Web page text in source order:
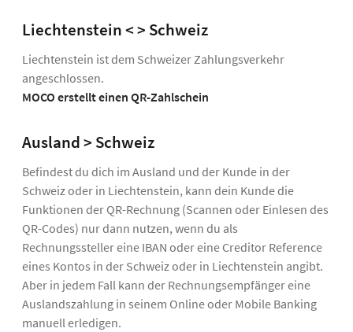
Liechtenstein < > Schweiz
Liechtenstein ist dem Schweizer Zahlungsverkehr
angeschlossen.
MOCO erstellt einen QR-Zahlschein
Ausland > Schweiz
Befindest du dich im Ausland und der Kunde in der
Schweiz oder in Liechtenstein, kann dein Kunde die
Funktionen der QR-Rechnung (Scannen oder Einlesen des
QR-Codes) nur dann nutzen, wenn du als
Rechnungssteller eine IBAN oder eine Creditor Reference
eines Kontos in der Schweiz oder in Liechtenstein angibt.
Aber in jedem Fall kann der Rechnungsempfänger eine
Auslandszahlung in seinem Online oder Mobile Banking
manuell erledigen.